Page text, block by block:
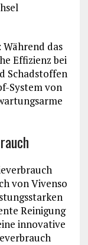
das
Effizienz bei
Schadstoffen
System von
von Vivenso
Reinigung
innovative